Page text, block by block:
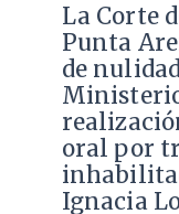
La Corte
Punta
de
oral por
Ignacia